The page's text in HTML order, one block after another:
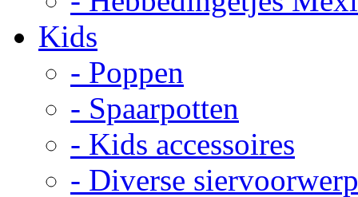
Kids
- Poppen
- Spaarpotten
- Kids accessoires
- Diverse